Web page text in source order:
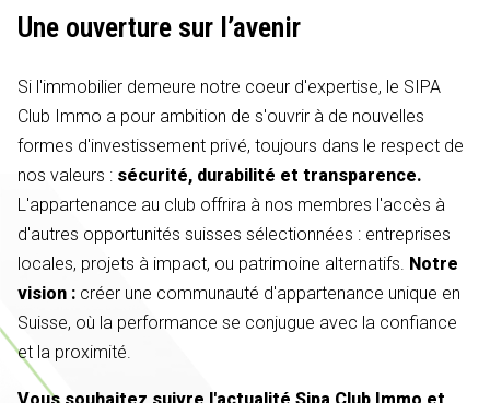
Une ouverture sur l’avenir
Si l'immobilier demeure notre coeur d'expertise, le SIPA
Club Immo a pour ambition de s'ouvrir à de nouvelles
formes d'investissement privé, toujours dans le respect de
nos valeurs : sécurité, durabilité et transparence.
L'appartenance au club offrira à nos membres l'accès à
d'autres opportunités suisses sélectionnées : entreprises
locales, projets à impact, ou patrimoine alternatifs. Notre
vision : créer une communauté d'appartenance unique en
Suisse, où la performance se conjugue avec la confiance
et la proximité.